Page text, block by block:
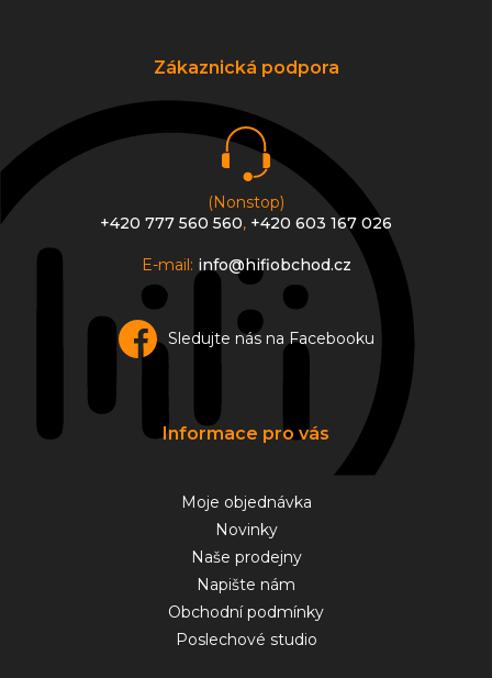
Zákaznická podpora
(Nonstop)
+420 777 560 560, +420 603 167 026
E-mail: info@hifiobchod.cz
Sledujte nás na Facebooku
Informace pro vás
Moje objednávka
Novinky
Naše prodejny
Napište nám
Obchodní podmínky
Poslechové studio